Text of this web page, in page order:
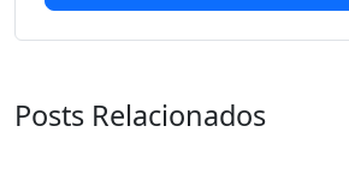
Posts Relacionados